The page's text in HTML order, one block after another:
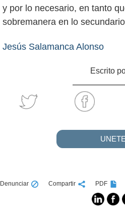
y por lo necesario, en tanto
sobremanera en lo
Jesús Salamanca Alonso
Escrito
UNETE
Denunciar Compartir PDF